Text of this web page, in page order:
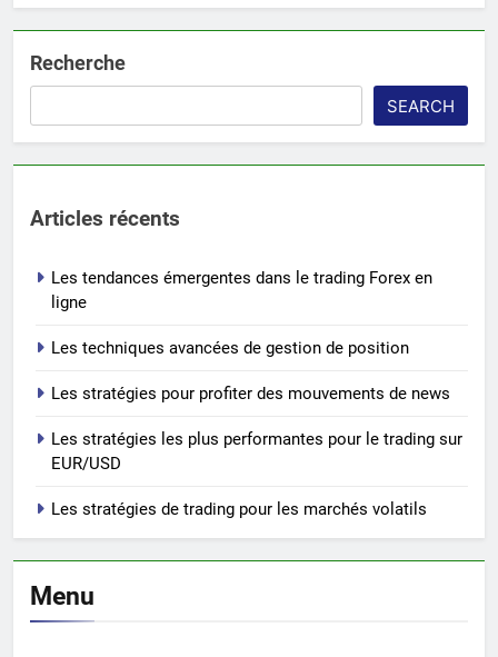
Recherche
SEARCH
Articles récents
Les tendances émergentes dans le trading Forex en
ligne
Les techniques avancées de gestion de position
Les stratégies pour profiter des mouvements de news
Les stratégies les plus performantes pour le trading sur
EUR/USD
Les stratégies de trading pour les marchés volatils
Menu